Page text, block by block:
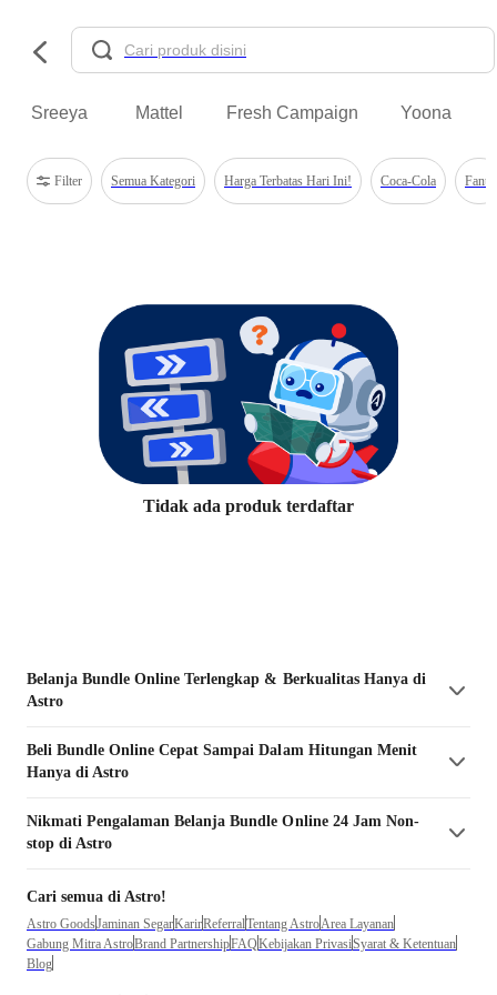
Sreeya Mattel Fresh Campaign Yoona
Filter Semua Kategori Harga Terbatas Hari Ini! Coca-Cola Fanta
Tidak ada produk terdaftar
BelanjaBundle Online Terlengkap & Berkualitas Hanya di
Astro
BeliBundle Online Cepat Sampai Dalam Hitungan Menit
Hanya di Astro
Nikmati Pengalaman BelanjaBundle Online 24 Jam Non-
stop di Astro
Cari semua di Astro!
Astro GoodsJaminan SegarKarirReferralTentang AstroArea Layanan
Gabung Mitra AstroBrand PartnershipFAQKebijakan PrivasiSyarat & Ketentuan
Blog